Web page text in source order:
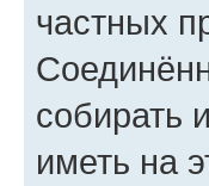
частных
собирать
иметь на